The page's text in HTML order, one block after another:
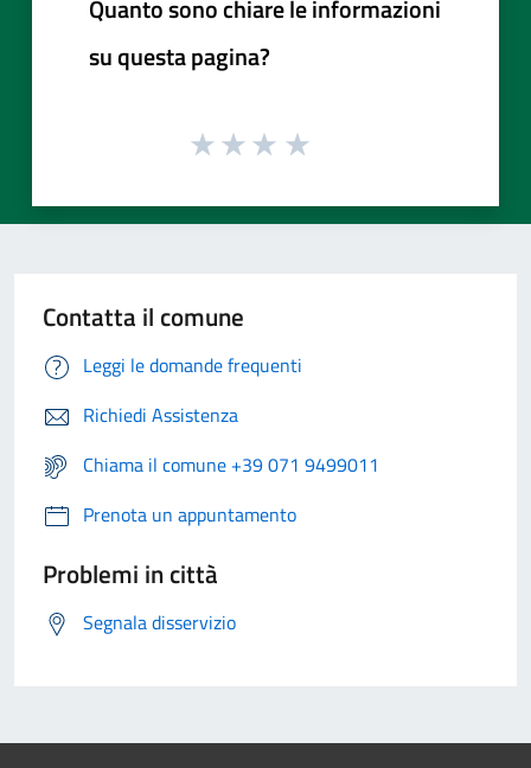
Quanto sono chiare le informazioni
su questa pagina?
Contatta il comune
Leggi le domande frequenti
Richiedi Assistenza
Chiama il comune +39 071 9499011
Prenota un appuntamento
Problemi in città
Segnala disservizio